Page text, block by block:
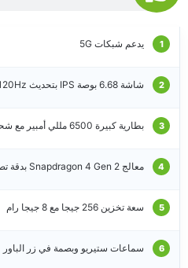
يدعم شبكات 5G
شاشة 6.68 بوصة IPS بتحديث 120Hz
بطارية كبيرة 6500 مللي أمبير مع شحن سريع 44 واط والشاحن مرفق
معالج Snapdragon 4 Gen 2 بدقة تصنيع 4 نانو
سعة تخزين 256 جيجا مع 8 جيجا رام
سماعات ستيريو وبصمة في زر الباور